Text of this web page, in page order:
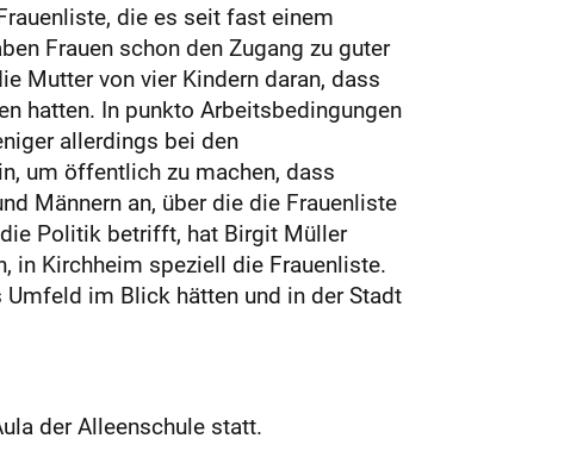
die es seit fast einem
Frauen schon den Zugang zu guter
Mutter von vier Kindern daran, dass
hatten. In punkto Arbeitsbedingungen
allerdings bei den
um öffentlich zu machen, dass
Männern an, über die die Frauenliste
Politik betrifft, hat Birgit Müller
in Kirchheim speziell die Frauenliste.
im Blick hätten und in der Stadt
der Alleenschule statt.